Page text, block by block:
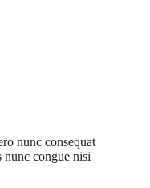
nunc consequat
nunc congue nisi